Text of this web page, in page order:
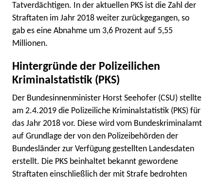
Tatverdächtigen. In der aktuellen PKS ist die Zahl der
Straftaten im Jahr 2018 weiter zurückgegangen, so
gab es eine Abnahme um 3,6 Prozent auf 5,55
Millionen.
Hintergründe der Polizeilichen
Kriminalstatistik (PKS)
Der Bundesinnenminister Horst Seehofer (CSU) stellte
am 2.4.2019 die Polizeiliche Kriminalstatistik (PKS) für
das Jahr 2018 vor. Diese wird vom Bundeskriminalamt
auf Grundlage der von den Polizeibehörden der
Bundesländer zur Verfügung gestellten Landesdaten
erstellt. Die PKS beinhaltet bekannt gewordene
Straftaten einschließlich der mit Strafe bedrohten